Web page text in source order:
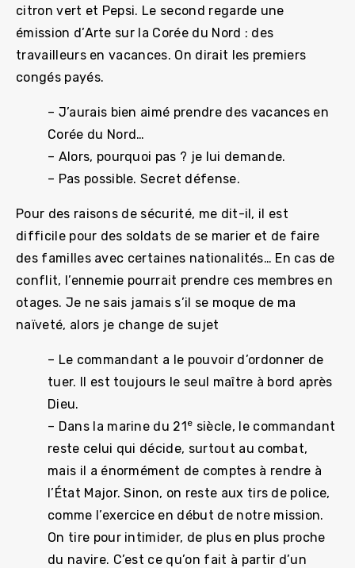
citron vert et Pepsi. Le second regarde une
émission d’Arte sur la Corée du Nord : des
travailleurs en vacances. On dirait les premiers
congés payés.
– J’aurais bien aimé prendre des vacances en
Corée du Nord…
– Alors, pourquoi pas ? je lui demande.
– Pas possible. Secret défense.
Pour des raisons de sécurité, me dit-il, il est
difficile pour des soldats de se marier et de faire
des familles avec certaines nationalités… En cas de
conflit, l’ennemie pourrait prendre ces membres en
otages. Je ne sais jamais s’il se moque de ma
naïveté, alors je change de sujet
– Le commandant a le pouvoir d’ordonner de
tuer. Il est toujours le seul maître à bord après
Dieu.
– Dans la marine du 21e siècle, le commandant
reste celui qui décide, surtout au combat,
mais il a énormément de comptes à rendre à
l’État Major. Sinon, on reste aux tirs de police,
comme l’exercice en début de notre mission.
On tire pour intimider, de plus en plus proche
du navire. C’est ce qu’on fait à partir d’un